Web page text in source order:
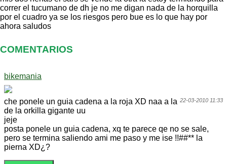
correr el tucumano de dh je no me digan nada de la horquilla
por el cuadro ya se los riesgos pero bue es lo que hay por
ahora saludos
COMENTARIOS
bikemania
22-03-2010 11:33
che ponele un guia cadena a la roja XD naa a la
de la orkilla gigante uu
jeje
posta ponele un guia cadena, xq te parece qe no se sale,
pero se termina saliendo ami me paso y me ise !!##** la
pierna XD¿?